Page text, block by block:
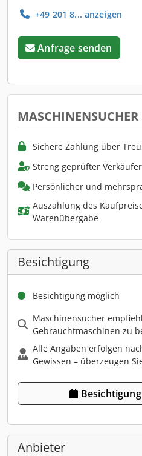
+49 201 8... anzeigen
Anfrage senden
Sichere Zahlung über
Streng geprüfter Verkäufer
Persönlicher und
Auszahlung des
Warenübergabe
Besichtigung
Besichtigung möglich
Maschinensucher
Gebrauchtmaschinen zu
Alle Angaben erfolgen
Gewissen – überzeugen
Anbieter